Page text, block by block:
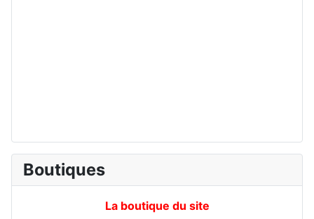
Boutiques
La boutique du site